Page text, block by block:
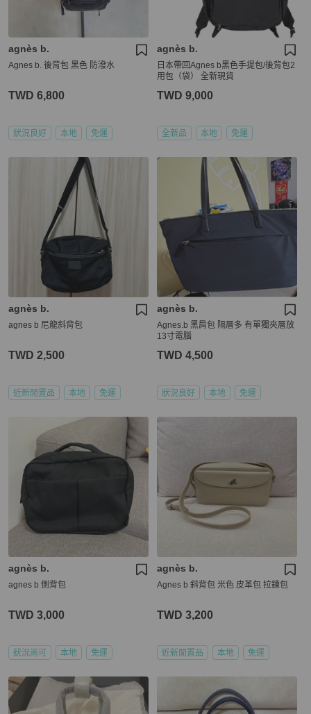
agnès b.
Agnes b. 後背包 黑色 防潑水
TWD 6,800
狀況良好 本地 免運
agnès b.
日本帶回Agnes b黑色手提包/後背包2
用包（袋） 全新現貨
TWD 9,000
全新品 本地 免運
agnès b.
agnes b 尼龍斜背包
TWD 2,500
近新閒置品 本地 免運
agnès b.
Agnes.b 黑肩包 隔層多 有單獨夾層放
13寸電腦
TWD 4,500
狀況良好 本地 免運
agnès b.
agnes b 側背包
TWD 3,000
狀況尚可 本地 免運
agnès b.
Agnes b 斜背包 米色 皮革包 拉鍊包
TWD 3,200
近新閒置品 本地 免運